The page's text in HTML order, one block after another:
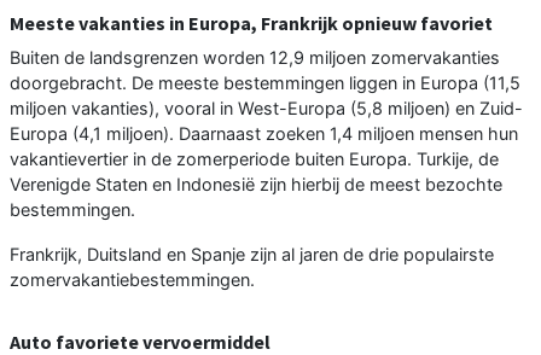
Meeste vakanties in Europa, Frankrijk opnieuw favoriet
Buiten de landsgrenzen worden 12,9 miljoen zomervakanties
doorgebracht. De meeste bestemmingen liggen in Europa (11,5
miljoen vakanties), vooral in West-Europa (5,8 miljoen) en Zuid-
Europa (4,1 miljoen). Daarnaast zoeken 1,4 miljoen mensen hun
vakantievertier in de zomerperiode buiten Europa. Turkije, de
Verenigde Staten en Indonesië zijn hierbij de meest bezochte
bestemmingen.
Frankrijk, Duitsland en Spanje zijn al jaren de drie populairste
zomervakantiebestemmingen.
Auto favoriete vervoermiddel